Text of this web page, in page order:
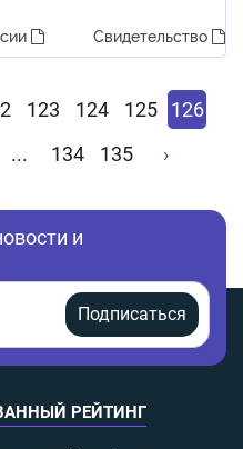
Свидетельство
123 124 125
126
... 134 135 ›
и
Подписаться
РЕЙТИНГ